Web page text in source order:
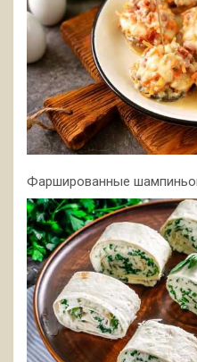
Фаршированные